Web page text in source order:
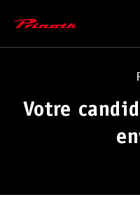
Main Logo
Merci
Votre